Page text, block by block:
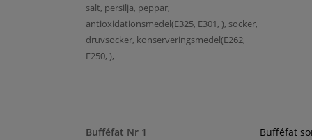
salt, persilja, peppar,
antioxidationsmedel(E325, E301, ), socker,
druvsocker, konserveringsmedel(E262,
E250, ),
Bufféfat Nr 1
Bufféfat